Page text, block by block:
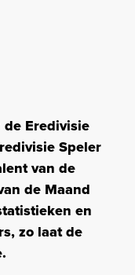
Eredivisie
Speler
van de
de Maand
en
zo laat de